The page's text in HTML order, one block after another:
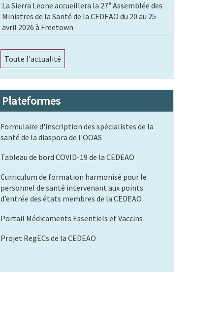
La Sierra Leone accueillera la 27ᵉ Assemblée des
Ministres de la Santé de la CEDEAO du 20 au 25
avril 2026 à Freetown
Toute l'actualité
Plateformes
Formulaire d'inscription des spécialistes de la
santé de la diaspora de l'OOAS
Tableau de bord COVID-19 de la CEDEAO
Curriculum de formation harmonisé pour le
personnel de santé intervenant aux points
d’entrée des états membres de la CEDEAO
Portail Médicaments Essentiels et Vaccins
Projet RegECs de la CEDEAO